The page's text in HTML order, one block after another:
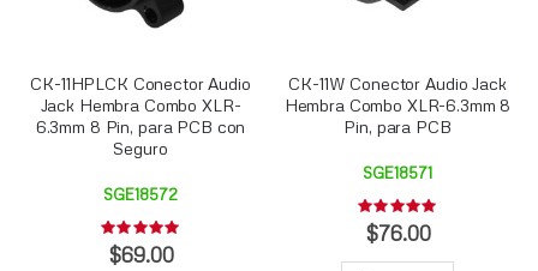
CK-11HPLCK Conector Audio
Jack Hembra Combo XLR-
6.3mm 8 Pin, para PCB con
Seguro
SGE18572
Rating:
0%
$69.00
CK-11W Conector Audio Jack
Hembra Combo XLR-6.3mm 8
Pin, para PCB
SGE18571
Rating:
0%
$76.00